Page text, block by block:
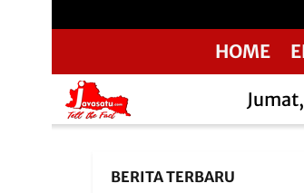
HOME
BERITA TERBARU